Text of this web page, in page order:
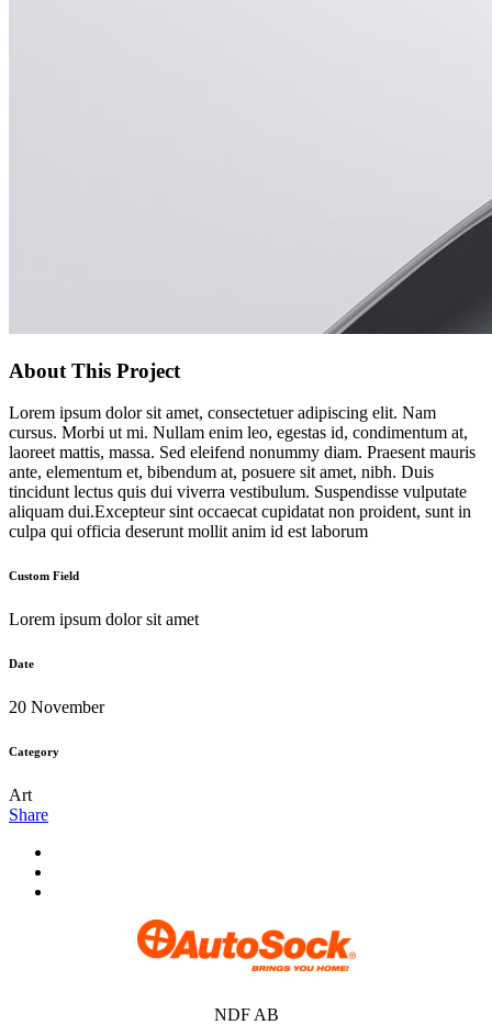
About This Project
Lorem ipsum dolor sit amet, consectetuer adipiscing elit. Nam
cursus. Morbi ut mi. Nullam enim leo, egestas id, condimentum at,
laoreet mattis, massa. Sed eleifend nonummy diam. Praesent mauris
ante, elementum et, bibendum at, posuere sit amet, nibh. Duis
tincidunt lectus quis dui viverra vestibulum. Suspendisse vulputate
aliquam dui.Excepteur sint occaecat cupidatat non proident, sunt in
culpa qui officia deserunt mollit anim id est laborum
Custom Field
Lorem ipsum dolor sit amet
Date
20 November
Category
Art
Share
NDF AB